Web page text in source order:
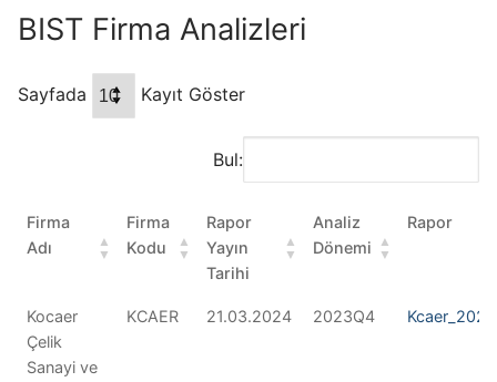
BIST Firma Analizleri
Sayfada Kayıt Göster
Bul:
Firma
Adı
Firma
Kodu
Rapor
Yayın
Tarihi
Analiz
Dönemi
Rapor
Kocaer
Çelik
Sanayi ve
KCAER 21.03.2024 2023Q4